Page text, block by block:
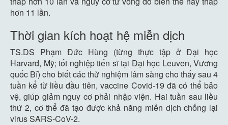
hơn 11 lần.
Thời gian kích hoạt hệ miễn dịch
TS.DS Phạm Đức Hùng (từng thực tập ở Đại học
Harvard, Mỹ; tốt nghiệp tiến sĩ tại Đại học Leuven, Vương
quốc Bỉ) cho biết các thử nghiệm lâm sàng cho thấy sau 4
tuần kể từ liều đầu tiên, vaccine Covid-19 đã có thể bảo
vệ, giúp giảm nguy cơ phải nhập viện. Hai tuần sau liều
thứ 2, cơ thể đã tạo được khả năng miễn dịch chống lại
virus SARS-CoV-2.